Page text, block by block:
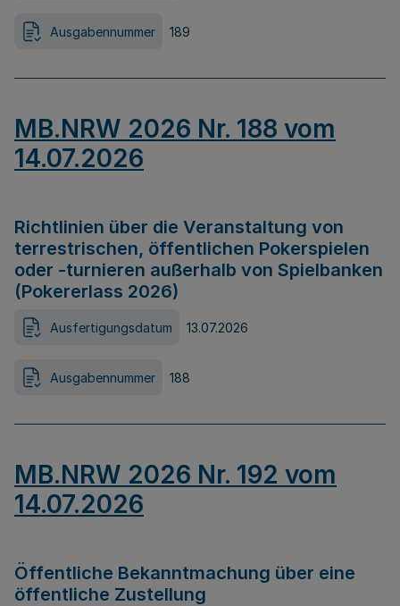
Ausgabennummer 189
MB.NRW 2026 Nr. 188 vom
14.07.2026
Richtlinien über die Veranstaltung von
terrestrischen, öffentlichen Pokerspielen
oder -turnieren außerhalb von Spielbanken
(Pokererlass 2026)
Ausfertigungsdatum 13.07.2026
Ausgabennummer 188
MB.NRW 2026 Nr. 192 vom
14.07.2026
Öffentliche Bekanntmachung über eine
öffentliche Zustellung